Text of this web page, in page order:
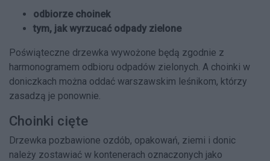
odbiorze choinek
tym, jak wyrzucać odpady zielone
Poświąteczne drzewka wywożone będą zgodnie z
harmonogramem odbioru odpadów zielonych. A choinki w
doniczkach można oddać warszawskim leśnikom, którzy
zasadzą je ponownie.
Choinki cięte
Drzewka pozbawione ozdób, opakowań, ziemi i donic
należy zostawiać w kontenerach oznaczonych jako